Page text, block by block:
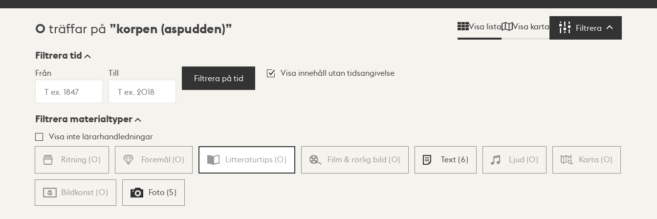
Sökresultat
0 träffar på korpen (aspudden) Visa lista Visa karta Filtrera Filtrera
Visningsläge
Lista Karta
Filtrera tid
Från Till
Filtrera på tid
Visa innehåll utan tidsangivelse
Filtrera materialtyper
Visa inte lärarhandledningar
Ritning (0) Föremål (0) Litteraturtips (0) Film & rörlig bild (0) Text (6) Ljud (0) Karta (0)
Bildkonst (0) Foto (5)